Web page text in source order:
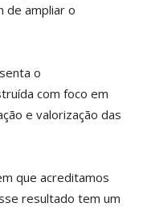
de ampliar o
o
com foco em
e valorização das
que acreditamos
resultado tem um